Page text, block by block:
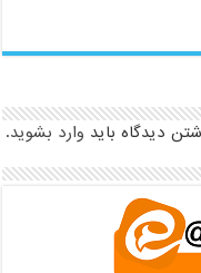
دیدگاه باید وارد بشوید.